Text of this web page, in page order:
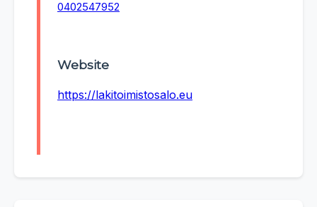
0402547952
Website
https://lakitoimistosalo.eu